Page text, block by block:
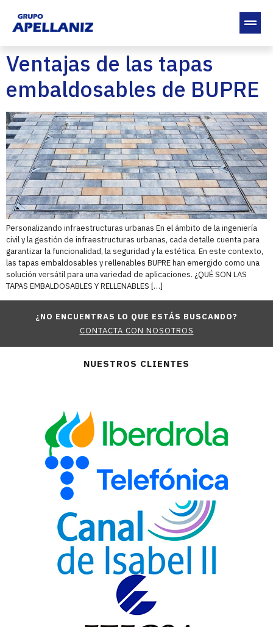
Ventajas de las tapas
embaldosables de BUPRE
Personalizando infraestructuras urbanas En el ámbito de la ingeniería
civil y la gestión de infraestructuras urbanas, cada detalle cuenta para
garantizar la funcionalidad, la seguridad y la estética. En este contexto,
las tapas embaldosables y rellenables BUPRE han emergido como una
solución versátil para una variedad de aplicaciones. ¿QUÉ SON LAS
TAPAS EMBALDOSABLES Y RELLENABLES […]
¿NO ENCUENTRAS LO QUE ESTÁS BUSCANDO?
CONTACTA CON NOSOTROS
NUESTROS CLIENTES